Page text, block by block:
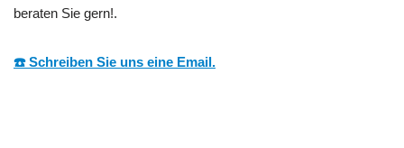
beraten Sie gern!.
☎️ Schreiben Sie uns eine Email.